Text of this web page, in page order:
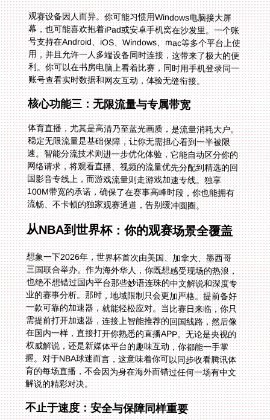
观赛设备因人而异。你可能习惯用Windows电脑接大屏
幕，也可能喜欢抱着iPad或安卓手机窝在沙发里。一个账
号支持在Android、iOS、Windows、mac等多个平台上使
用，并且允许一人多端设备同时连接，这带来了极大的便
利。你可以在书房电脑上看着比赛，同时用手机登录同一
账号查看实时数据和网友互动，体验无缝衔接。
核心功能三：无限流量与专属带宽
体育直播，尤其是高清乃至蓝光画质，是流量消耗大户。
稳定无限流量是基础保障，让你无需担心看到一半被限
速。智能分流技术则进一步优化体验，它能自动区分你的
网络请求，将观看直播、视频的流量优先分配到精选的回
国影音专线上，而游戏流量则走游戏加速专线。独享
100M带宽的承诺，确保了在赛事高峰时段，你也能拥有
流畅、不卡顿的独家观赛通道，告别缓冲圆圈。
从NBA到世界杯：你的观赛场景全覆盖
想象一下2026年，世界杯首次由美国、加拿大、墨西哥
三国联合举办。作为海外华人，你既想感受现场的热浪，
也绝不想错过国内平台那些妙语连珠的中文解说和深度专
业的赛事分析。那时，地域限制只会更加严格。提前备好
一款可靠的加速器，就能轻松应对。当比赛日来临，你只
需提前打开加速器，连接上智能推荐的回国线路，然后像
在国内一样，直接打开你熟悉的直播APP。无论是央视的
权威解说，还是新媒体平台的趣味互动，你都能一手掌
握。对于NBA球迷而言，这意味着你可以同步收看腾讯体
育的每场直播，不会因为身在海外而错过任何一场有中文
解说的精彩对决。
不止于速度：安全与保障同样重要